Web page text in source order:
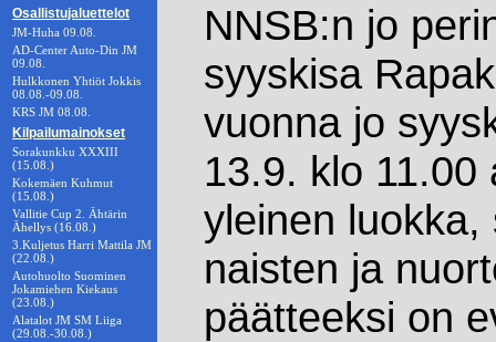
Osallistujaluettelot
JM-Huha 09.08.
AD-Center Auto-Din JM
09.08.
Hulkkonen Yhtiöt Jokkis
08.08.-09.08.
KRS JM 08.08.
Kilpailumainokset
Sorakunkku XXXIII
(15.08.)
Kokemäen Kuhmut
(15.08.)
Vallitie Cup 2. Ähtärin
Ähellys (16.08.)
3.Kuljetus Harri Mattila JM
(22.08.)
Autohuolto Suominen
Jokamiehen Kiekaus
(23.08.)
Alatalot JM SM Liiga
(29.08.-30.08.)
NNSB:n jo
syyskisa
vuonna jo
13.9. klo 11.00
yleinen
naisten ja
päätteeksi on